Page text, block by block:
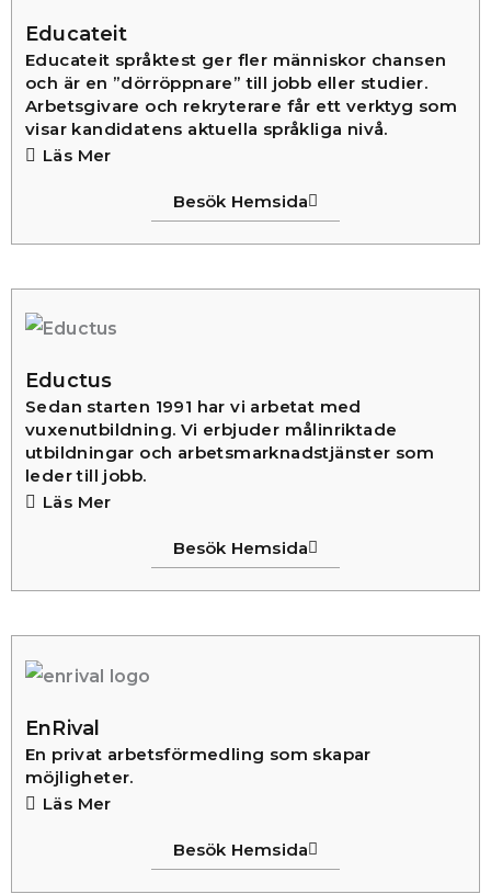
Educateit
Educateit språktest ger fler människor chansen
och är en ”dörröppnare” till jobb eller studier.
Arbetsgivare och rekryterare får ett verktyg som
visar kandidatens aktuella språkliga nivå.
Besök Hemsida
Läs Mer
Eductus
Sedan starten 1991 har vi arbetat med
vuxenutbildning. Vi erbjuder målinriktade
utbildningar och arbetsmarknadstjänster som
leder till jobb.
Läs Mer
Besök Hemsida
EnRival
En privat arbetsförmedling som skapar
möjligheter.
Besök Hemsida
Läs Mer